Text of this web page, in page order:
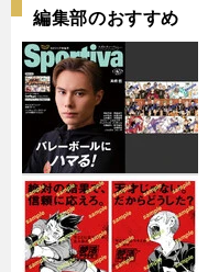
編集部のおすすめ